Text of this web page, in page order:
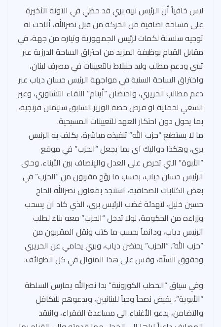
‏ليس خافياً أن الرئيس نبيه بري قد حظي في الآونة الأخيرة
على مساحة اضافية من الحركة من قبل نصرالله، أتاحت له
توجيه سلسلة لكمات لرئيس الجمهورية وتياره من جهة، في
مقابل القيام بوظيفة المزيد من اختراق الساحة الدرزية عبر
تبني ودعم مطلب وليد جنبلاط بالتعيينات في مصرف لبنان،
واختراق الساحة السنية في مواجهة الرئيس حسان دياب عبر
دعم مطالب الحريري، واحتضان “أيتام” اللقاء التشاوري، وعبر
السعي لحماية او فرض حصة الوزير السابق سليمان فرنجية،
بما يحول دون احتكار العهد للتعيينات المسيحية.
‏ما لا يستطيع “حزب الله” تنفيذه مباشرة، يكلف به الرئيس
بري، وهكذا دواليك اي بما يجعل “الحزب” في موقع
“الأبوة” التي تحرص على العدل والإنصاف بين الأبناء. وحتى
الرئيس حسان دياب، بحسب ما روّج مقربون من “الحزب” في
بعض الكتابات الصحافية، استنجد بمعاون نصرالله الحاج
حسين خليل، لتهدئة غضب الرئيس بري، الذي كاد ان يسحب
وزراءه من الحكومة، لولا تدخل “الحزب” معه بناء لطلب
الرئيس دياب، ودائماً بحسب ما كتب ونقل المقربون من
“حزب الله”. “الحزب” يحتضن دياب، وبري يحامي عن الحريري
وحقوق السنّة، وقس على هذا المنوال في كل الطوائف.
وفي سياق “الخطب الكورونية” بدا نصرالله يمارس السلطة
“الأبوية”، يفيض نصحاً وحباً للبنانيين، ويدعوهم للتكافل
والتضامن، يدعو الأغنياء الى مساعدة الفقراء، وانتقد